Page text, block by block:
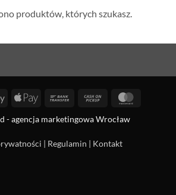
produktów, których szukasz.
Google
Apple
Bank
Cash
Pickup
- agencja marketingowa Wrocław
Regulamin Kontakt